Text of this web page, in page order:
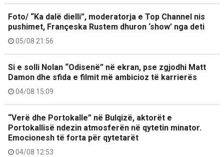
Foto/ “Ka dalë dielli”, moderatorja e Top Channel nis
pushimet, Françeska Rustem dhuron ‘show’ nga deti
05/08 21:56
Si e solli Nolan “Odisenë” në ekran, pse zgjodhi Matt
Damon dhe sfida e filmit më ambicioz të karrierës
04/08 15:09
“Verë dhe Portokalle” në Bulqizë, aktorët e
Portokallisë ndezin atmosferën në qytetin minator.
Emocionesh të forta për qytetarët
04/08 12:53